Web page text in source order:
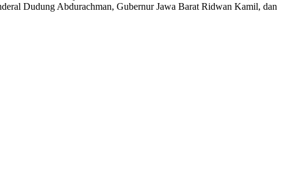
Dudung Abdurachman, Gubernur Jawa Barat Ridwan Kamil, dan